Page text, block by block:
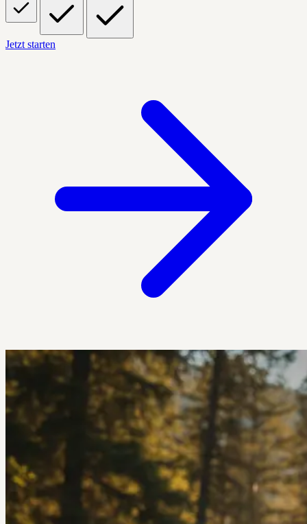
Jetzt starten